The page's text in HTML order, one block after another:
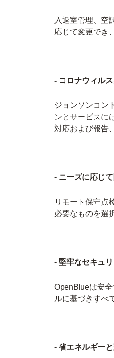
入退室管理、空
応じて変更でき
- コロナウィル
ジョンソンコン
ンとサービスに
対応および報告
- ニーズに応じ
リモート保守点
必要なものを選
- 堅牢なセキュリ
OpenBlueは安
ルに基づきすべ
- 省エネルギー